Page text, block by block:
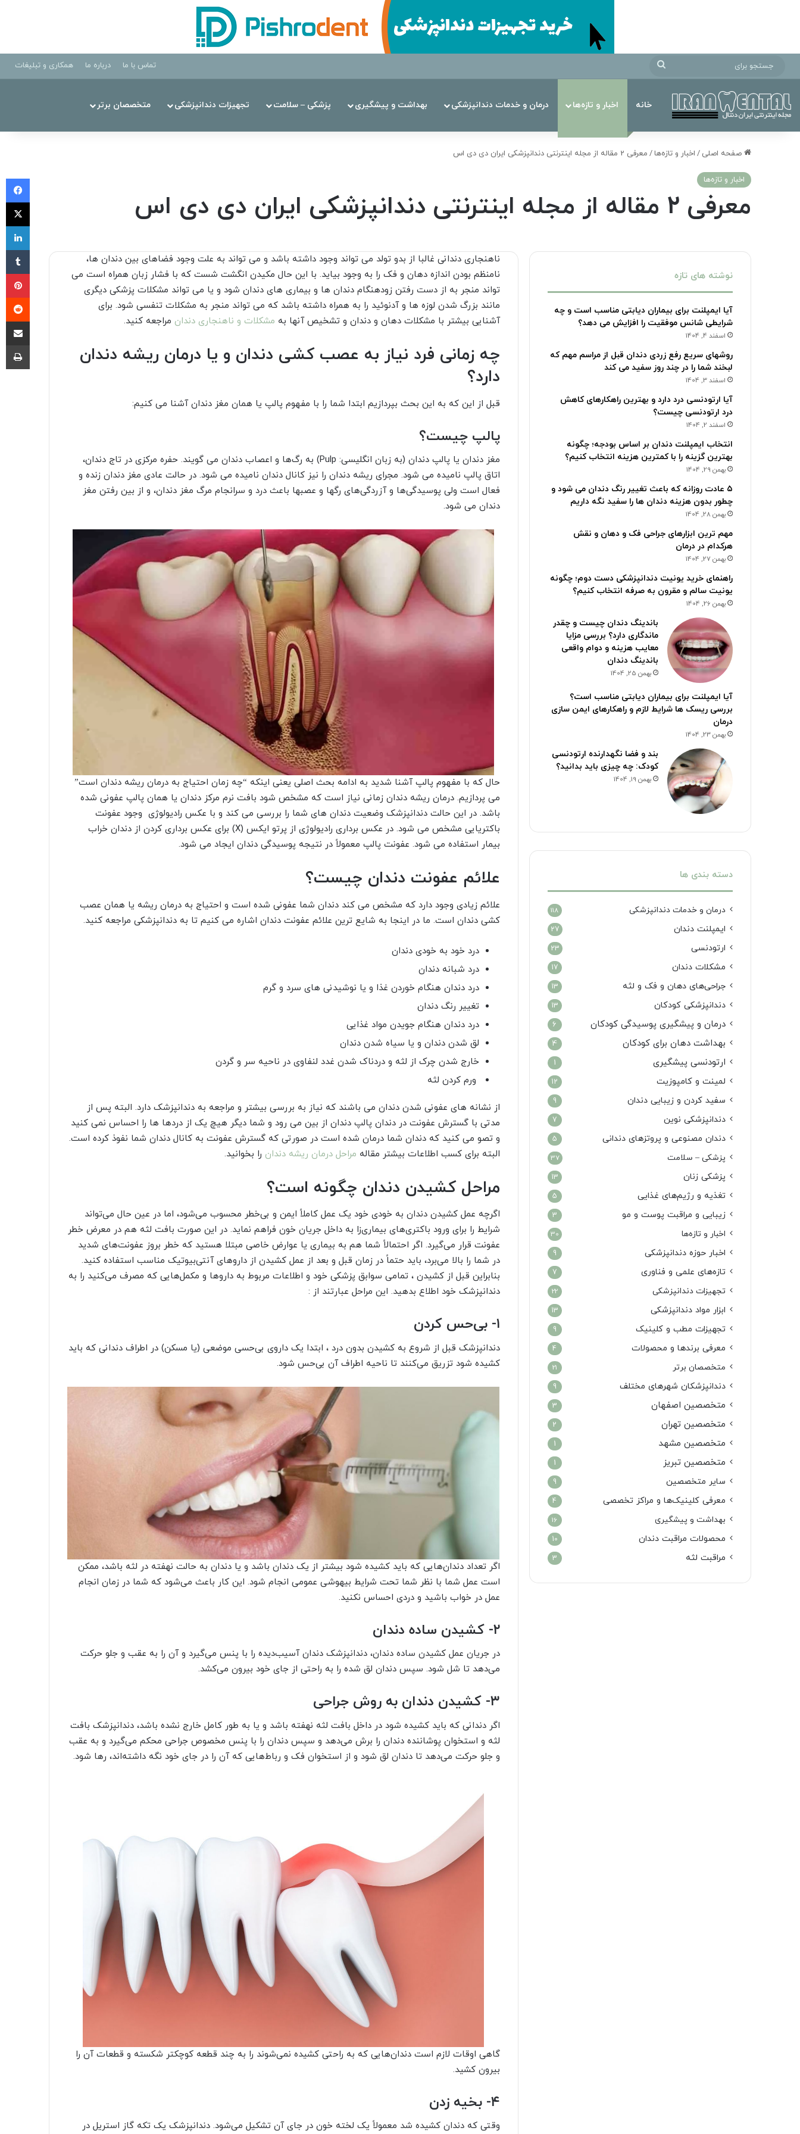
جستجو
تماس با ما درباره ما همکاری و تبلیغات
خانه اخبار و تازه‌ها درمان‌ و خدمات دندانپزشکی بهداشت و پیشگیری پزشکی – سلامت تجهیزات دندانپزشکی متخصصان برتر
صفحه اصلی / اخبار و تازه‌ها / معرفی 2 مقاله از مجله اینترنتی دندانپزشکی ایران دی دی اس
اخبار و تازه‌ها
معرفی 2 مقاله از مجله اینترنتی دندانپزشکی ایران دی دی اس
ناهنجاری دندانی غالبا از بدو تولد می تواند وجود داشته باشد و می تواند به علت وجود فضاهای بین دندان ها،
نامنظم بودن اندازه دهان و فک را به وجود بیاید. با این حال مکیدن انگشت شست که با فشار زبان همراه است می
تواند منجر به از دست رفتن زودهنگام دندان ها و بیماری های دندان شود و یا می تواند مشکلات پزشکی دیگری
مانند بزرگ شدن لوزه ها و آدنوئید را به همراه داشته باشد که می تواند منجر به مشکلات تنفسی شود. برای
آشنایی بیشتر با مشکلات دهان و دندان و تشخیص آنها به مشکلات و ناهنجاری دندان مراجعه کنید.
چه زمانی فرد نیاز به عصب کشی دندان و یا درمان ریشه دندان
دارد؟
قبل از این که به این بحث بپردازیم ابتدا شما را با مفهوم پالپ یا همان مغز دندان آشنا می کنیم:
پالپ چیست؟
مغز دندان یا پالپ دندان (به زبان انگلیسی: Pulp) به رگ‌ها و اعصاب دندان می گویند. حفره مرکزی در تاج دندان،
اتاق پالپ نامیده می شود. مجرای ریشه دندان را نیز کانال دندان نامیده می شود. در حالت عادی مغز دندان زنده و
فعال است ولی پوسیدگی‌ها و آزردگی‌های رگها و عصبها باعث درد و سرانجام مرگ مغز دندان، و از بین رفتن مغز
دندان می شود.
حال که با مفهوم پالپ آشنا شدید به ادامه بحث اصلی یعنی اینکه “چه زمان احتیاج به درمان ریشه دندان است”
می پردازیم. درمان ریشه دندان زمانی نیاز است که مشخص شود بافت نرم مرکز دندان یا همان پالپ عفونی شده
باشد. در این حالت دندانپزشک وضعیت دندان های شما را بررسی می کند و با عکس رادیولوژی وجود عفونت
باکتریایی مشخص می شود. در عکس برداری رادیولوژی از پرتو ایکس (X) برای عکس برداری کردن از دندان خراب
بیمار استفاده می شود. عفونت پالپ معمولاً در نتیجه پوسیدگی دندان ایجاد می شود.
علائم عفونت دندان چیست؟
علائم زیادی وجود دارد که مشخص می کند دندان شما عفونی شده است و احتیاج به درمان ریشه یا همان عصب
کشی دندان است. ما در اینجا به شایع ترین علائم عفونت دندان اشاره می کنیم تا به دندانپزشکی مراجعه کنید.
درد خود به خودی دندان
درد شبانه دندان
درد دندان هنگام خوردن غذا و یا نوشیدنی های سرد و گرم
تغییر رنگ دندان
درد دندان هنگام جویدن مواد غذایی
لق شدن دندان و یا سیاه شدن دندان
خارج شدن چرک از لثه و دردناک شدن غدد لنفاوی در ناحیه سر و گردن
ورم کردن لثه
از نشانه های عفونی شدن دندان می باشند که نیاز به بررسی بیشتر و مراجعه به دندانپزشک دارد. البته پس از
مدتی با گسترش عفونت در دندان پالپ دندان از بین می رود و شما دیگر هیچ یک از دردها ها را احساس نمی کنید
و تصو می کنید که دندان شما درمان شده است در صورتی که گسترش عفونت به کانال دندان شما نفوذ کرده است.
البته برای کسب اطلاعات بیشتر مقاله مراحل درمان ریشه دندان را بخوانید.
مراحل کشیدن دندان چگونه است؟
اگرچه عمل کشیدن دندان به خودی خود یک عمل کاملاً ایمن و بی‌خطر محسوب می‌شود، اما در عین حال می‌تواند
شرایط را برای ورود باکتری‌های بیماری‌زا به داخل جریان خون فراهم نماید. در این صورت بافت لثه هم در معرض خطر
عفونت قرار می‌گیرد. اگر احتمالاً شما هم به بیماری یا عوارض خاصی مبتلا هستید که خطر بروز عفونت‌های شدید
در شما را بالا می‌برد، باید حتماً در زمان قبل و بعد از عمل کشیدن از داروهای آنتی‌بیوتیک مناسب استفاده کنید.
بنابراین قبل از کشیدن ، تمامی سوابق پزشکی خود و اطلاعات مربوط به داروها و مکمل‌هایی که مصرف می‌کنید را به
دندانپزشک خود اطلاع بدهید. این مراحل عبارتند از :
۱- بی‌حس کردن
دندانپزشک قبل از شروع به کشیدن بدون درد ، ابتدا یک داروی بی‌حسی موضعی (یا مسکن) در اطراف دندانی که باید
کشیده شود تزریق می‌کنند تا ناحیه اطراف آن بی‌حس شود.
اگر تعداد دندان‌هایی که باید کشیده شود بیشتر از یک دندان باشد و یا دندان به حالت نهفته در لثه باشد، ممکن
است عمل شما با نظر شما تحت شرایط بیهوشی عمومی انجام شود. این کار باعث می‌شود که شما در زمان انجام
عمل در خواب باشید و دردی احساس نکنید.
۲- کشیدن ساده دندان
در جریان عمل کشیدن ساده دندان، دندانپزشک دندان آسیب‌دیده را با پنس می‌گیرد و آن را به عقب و جلو حرکت
می‌دهد تا شل شود. سپس دندان لق شده را به راحتی از جای خود بیرون می‌کشد.
۳- کشیدن دندان به روش جراحی
اگر دندانی که باید کشیده شود در داخل بافت لثه نهفته باشد و یا به طور کامل خارج نشده باشد، دندانپزشک بافت
لثه و استخوان پوشاننده دندان را برش می‌دهد و سپس دندان را با پنس مخصوص جراحی محکم می‌گیرد و به عقب
و جلو حرکت می‌دهد تا دندان لق شود و از استخوان فک و رباط‌هایی که آن را در جای خود نگه داشته‌اند، رها شود.
گاهی اوقات لازم است دندان‌هایی که به راحتی کشیده نمی‌شوند را به چند قطعه کوچکتر شکسته و قطعات آن را
بیرون کشید.
۴- بخیه زدن
وقتی که دندان کشیده شد معمولاً یک لخته خون در جای آن تشکیل می‌شود. دندانپزشک یک تکه گاز استریل در
نوشته های تازه
آیا ایمپلنت برای بیماران دیابتی مناسب است و چه
شرایطی شانس موفقیت را افزایش می دهد؟
اسفند 4, 1404
روشهای سریع رفع زردی دندان قبل از مراسم مهم که
لبخند شما را در چند روز سفید می کند
اسفند 3, 1404
آیا ارتودنسی درد دارد و بهترین راهکارهای کاهش
درد ارتودنسی چیست؟
اسفند 2, 1404
انتخاب ایمپلنت دندان بر اساس بودجه؛ چگونه
بهترین گزینه را با کمترین هزینه انتخاب کنیم؟
بهمن 29, 1404
۵ عادت روزانه که باعث تغییر رنگ دندان می شود و
چطور بدون هزینه دندان ها را سفید نگه داریم
بهمن 28, 1404
مهم ترین ابزارهای جراحی فک و دهان و نقش
هرکدام در درمان
بهمن 27, 1404
راهنمای خرید یونیت دندانپزشکی دست دوم؛ چگونه
یونیت سالم و مقرون به صرفه انتخاب کنیم؟
بهمن 26, 1404
باندینگ دندان چیست و چقدر
ماندگاری دارد؟ بررسی مزایا
معایب هزینه و دوام واقعی
باندینگ دندان
بهمن 25, 1404
آیا ایمپلنت برای بیماران دیابتی مناسب است؟
بررسی ریسک ها شرایط لازم و راهکارهای ایمن سازی
درمان
بهمن 23, 1404
بند و فضا نگهدارنده ارتودنسی
کودک: چه چیزی باید بدانید؟
بهمن 19, 1404
دسته بندی ها
درمان‌ و خدمات دندانپزشکی 118
ایمپلنت دندان 27
ارتودنسی 23
مشکلات دندان 17
جراحی‌های دهان و فک و لثه 13
دندانپزشکی کودکان 13
درمان و پیشگیری پوسیدگی کودکان 6
بهداشت دهان برای کودکان 4
ارتودنسی پیشگیری 1
لمینت و کامپوزیت 12
سفید کردن و زیبایی دندان 9
دندانپزشکی نوین 7
دندان مصنوعی و پروتزهای دندانی 5
پزشکی – سلامت 37
پزشکی زنان 13
تغذیه و رژیم‌های غذایی 5
زیبایی و مراقبت پوست و مو 3
اخبار و تازه‌ها 30
اخبار حوزه دندانپزشکی 9
تازه‌های علمی و فناوری 7
تجهیزات دندانپزشکی 22
ابزار مواد دندانپزشکی 13
تجهیزات مطب و کلینیک 9
معرفی برندها و محصولات 4
متخصصان برتر 21
دندانپزشکان شهرهای مختلف 9
متخصصین اصفهان 3
متخصصین تهران 2
متخصصین مشهد 1
متخصصین تبریز 1
سایر متخصصین 9
معرفی کلینیک‌ها و مراکز تخصصی 4
بهداشت و پیشگیری 16
محصولات مراقبت دندان 10
مراقبت لثه 3
X
اشتراک